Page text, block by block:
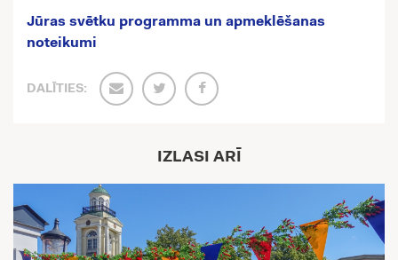
Jūras svētku programma un apmeklēšanas
noteikumi
DALĪTIES:
IZLASI ARĪ